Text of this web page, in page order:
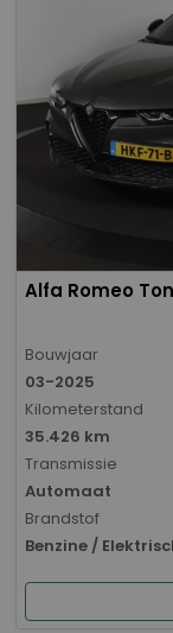
Alfa Romeo
Bouwjaar
03-2025
Kilometerstand
35.426 km
Transmissie
Automaat
Brandstof
Benzine /